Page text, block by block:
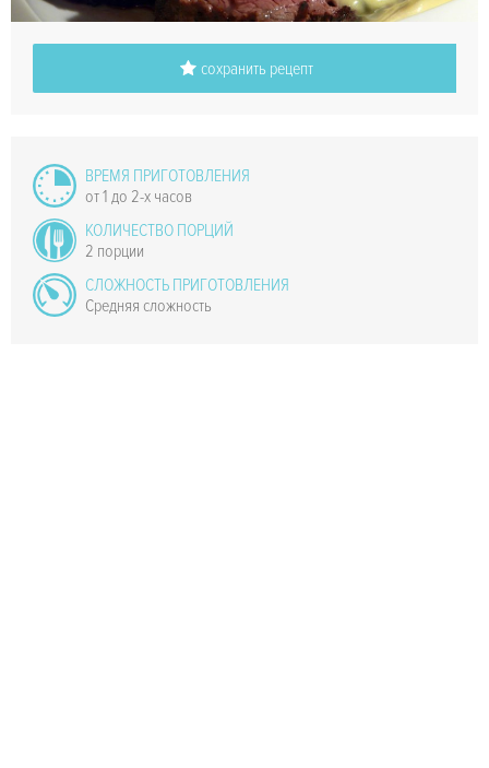
сохранить рецепт
ВРЕМЯ ПРИГОТОВЛЕНИЯ
от 1 до 2-х часов
КОЛИЧЕСТВО ПОРЦИЙ
2 порции
СЛОЖНОСТЬ ПРИГОТОВЛЕНИЯ
Средняя сложность